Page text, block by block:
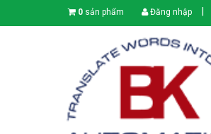
0 sản phẩm Đăng nhập